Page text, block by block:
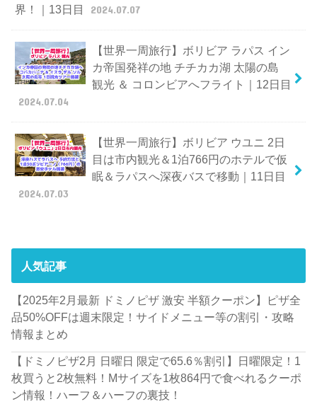
界！｜13日目
2024.07.07
【世界一周旅行】ボリビア ラパス イン
カ帝国発祥の地 チチカカ湖 太陽の島
観光 ＆ コロンビアへフライト｜12日目
2024.07.04
【世界一周旅行】ボリビア ウユニ 2日
目は市内観光＆1泊766円のホテルで仮
眠＆ラパスへ深夜バスで移動｜11日目
2024.07.03
人気記事
【2025年2月最新 ドミノピザ 激安 半額クーポン】ピザ全
品50%OFFは週末限定！サイドメニュー等の割引・攻略
情報まとめ
【ドミノピザ2月 日曜日 限定で65.6％割引】日曜限定！1
枚買うと2枚無料！Mサイズを1枚864円で食べれるクーポ
ン情報！ハーフ＆ハーフの裏技！